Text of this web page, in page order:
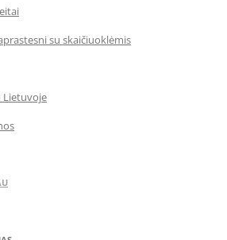
su skaičiuoklėmis
Lietuvoje